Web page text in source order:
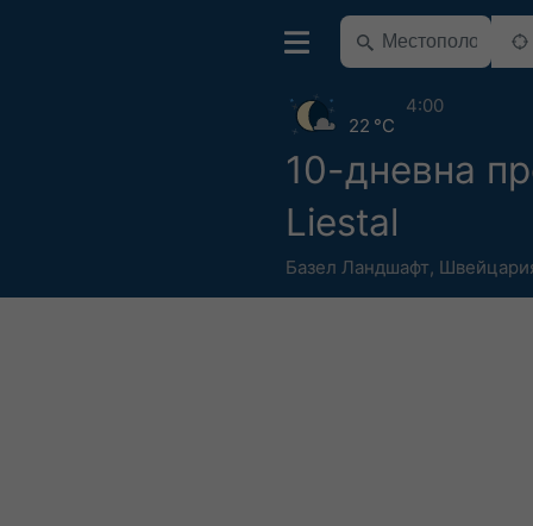
10-дневна
Liestal
Базел Ландшафт,
22 °C
4:00